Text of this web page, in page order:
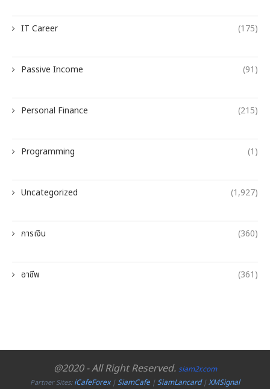
IT Career (175)
Passive Income (91)
Personal Finance (215)
Programming (1)
Uncategorized (1,927)
การเงิน (360)
อาชีพ (361)
@2020 - All Right Reserved. siam2r.com
Partner Sites:iCafeForex|SiamCafe|SiamLancard|XMSignal